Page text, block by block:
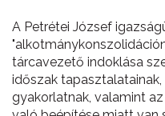
A Petrétei József
tárcavezető indoklása
időszak
gyakorlatnak, valamint